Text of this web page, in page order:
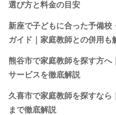
選び方と料金の目安
新座で子どもに合った予備校
ガイド｜家庭教師との併用も
熊谷市で家庭教師を探す方へ
サービスを徹底解説
久喜市で家庭教師を探すなら
まで徹底解説